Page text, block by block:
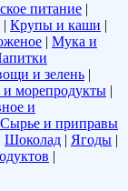
питание |
| Крупы и каши |
| Мука и
и зелень |
морепродукты |
и
Сырье и приправы
Шоколад | Ягоды |
|